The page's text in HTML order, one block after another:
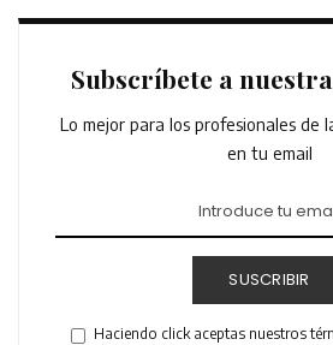
Subscríbete a
Lo mejor para los profesionales de
en tu email
SUSCRIBIR
Haciendo click aceptas nuestros